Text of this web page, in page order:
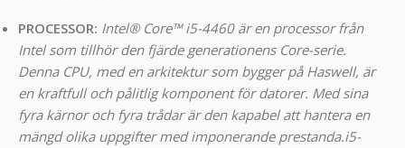
PROCESSOR: Intel® Core™ i5-4460 är en processor från
Intel som tillhör den fjärde generationens Core-serie.
Denna CPU, med en arkitektur som bygger på Haswell, är
en kraftfull och pålitlig komponent för datorer. Med sina
fyra kärnor och fyra trådar är den kapabel att hantera en
mängd olika uppgifter med imponerande prestanda.i5-